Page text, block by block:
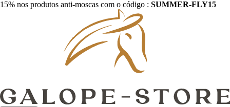
15% nos produtos anti-moscas com o código : SUMMER-FLY15